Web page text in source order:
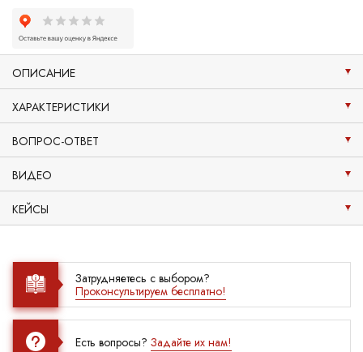
ОПИСАНИЕ
ХАРАКТЕРИСТИКИ
ВОПРОС-ОТВЕТ
ВИДЕО
КЕЙСЫ
Затрудняетесь с выбором?
Проконсультируем бесплатно!
Есть вопросы? Задайте их нам!